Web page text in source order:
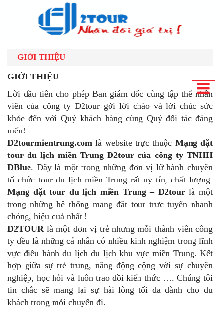
GIỚI THIỆU
GIỚI THIỆU
Lời đầu tiên cho phép Ban giám đốc cùng tập thể nhân
viên của công ty D2tour gởi lời chào và lời chúc sức
khỏe đến với Quý khách hàng cùng Quý đối tác đáng
mến!
D2tourmientrung.com là website trực thuộc Mạng đặt
tour du lịch miền Trung D2tour của công ty TNHH
DBlue. Đây là một trong những đơn vị lữ hành chuyên
tổ chức tour du lịch miền Trung rất uy tín, chất lượng.
Mạng đặt tour du lịch miền Trung – D2tourlà một
trong những hệ thống mạng đặt tour trực tuyến nhanh
chóng, hiệu quả nhất !
D2TOURlà một đơn vị trẻ nhưng mỗi thành viên công
ty đều là những cá nhân có nhiều kinh nghiệm trong lĩnh
vực điều hành du lịch du lịch khu vực miền Trung. Kết
hợp giữa sự trẻ trung, năng động cộng với sự chuyên
nghiệp, học hỏi và luôn trao dồi kiến thức …. Chúng tôi
tin chắc sẽ mang lại sự hài lòng tối đa dành cho du
khách trong mỗi chuyến đi.